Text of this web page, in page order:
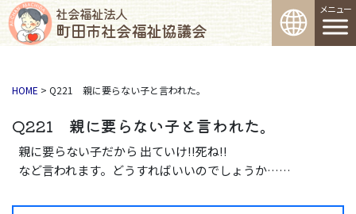
社会福祉法人
町田市社会福祉協議会
コンテンツへスキップ
メインナビゲーション
HOME > Q221 親に要らない子と言われた。
Q221 親に要らない子と言われた。
親に要らない子だから 出ていけ!!死ね!!
など言われます。どうすればいいのでしょうか……